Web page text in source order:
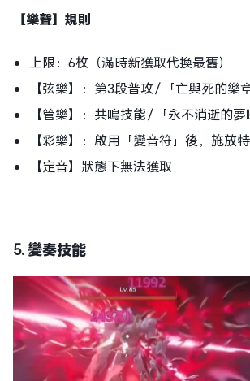
【樂聲】規則
上限：6枚（滿時新獲取代換最舊）
【弦樂】：第3段普攻／「亡與死的樂
【管樂】：共鳴技能／「永不消逝的
【彩樂】：啟用「變音符」後，施放
【定音】狀態下無法獲取
5. 變奏技能